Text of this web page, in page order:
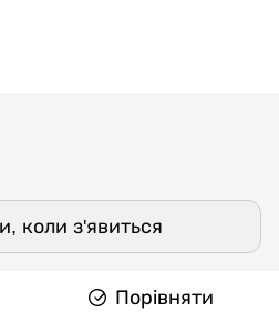
коли з'явиться
Порівняти